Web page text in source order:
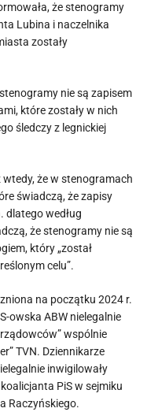
że stenogramy
Lubina i naczelnika
zostały
nie są zapisem
które zostały w nich
śledczy z legnickiej
że w stenogramach
świadczą, że zapisy
dlatego według
że stenogramy nie są
który „został
celu”.
na początku 2024 r.
owska ABW nielegalnie
wspólnie
TVN. Dziennikarze
inwigilowały
PiS w sejmiku
Raczyńskiego.